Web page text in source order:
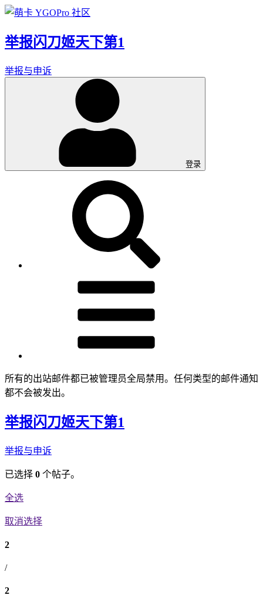
举报闪刀姬天下第1
举报与申诉
登录
所有的出站邮件都已被管理员全局禁用。任何类型的邮件通知
都不会被发出。
举报闪刀姬天下第1
举报与申诉
已选择 0 个帖子。
全选
取消选择
2
/
2